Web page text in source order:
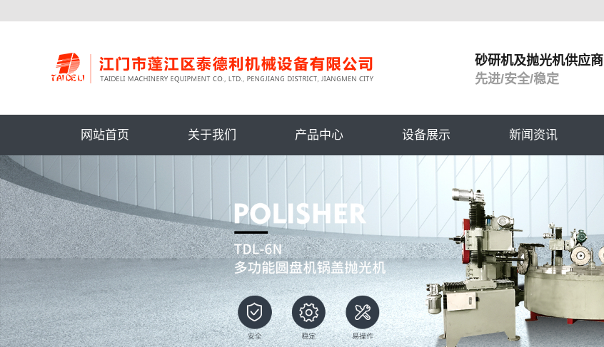
砂研机及抛光机供应商
先进/安全/稳定
网站首页 关于我们
荣誉证书
产品中心
内抛光机
外抛光机
设备展示 新闻资讯
公司动态
行业资讯
常见问题